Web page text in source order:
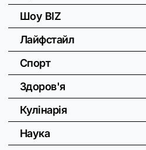
Шоу BIZ
Лайфстайл
Спорт
Здоров'я
Кулінарія
Наука